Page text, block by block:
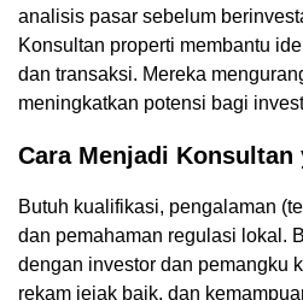
analisis pasar sebelum
Konsultan properti membantu
dan transaksi. Mereka
meningkatkan potensi bagi
Cara Menjadi Konsultan
Butuh kualifikasi, pengalaman
dan pemahaman regulasi lokal.
dengan investor dan pemangku
rekam jejak baik, dan